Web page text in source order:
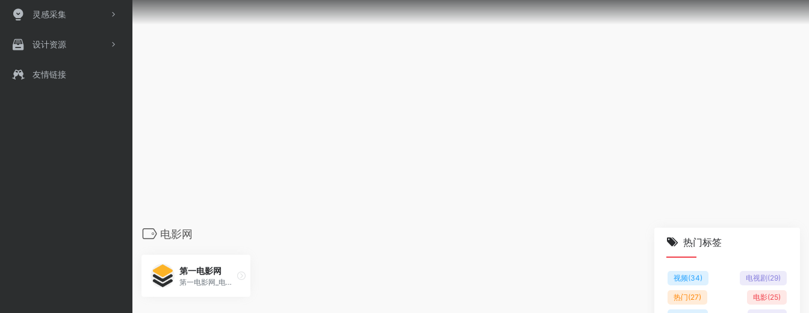
灵感采集
设计资源
友情链接
电影网
第一电影网
第一电影网_电影天堂_免费电影_最新电影_电影下载|无水印高清电影天堂（001D.Com）是中国最大的免费无水[…]
热门标签
视频(34) 电视剧(29)
热门(27) 电影(25)